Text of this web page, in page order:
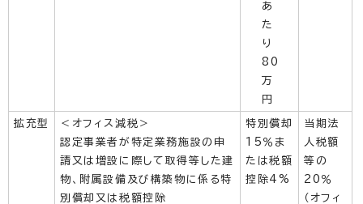
あ
た
り
80
万
円
拡充型
＜オフィス減税＞
認定事業者が特定業務施設の申
請又は増設に際して取得等した建
物、附属設備及び構築物に係る特
別償却又は税額控除
特別償却
15％ま
たは税額
控除4%
当期法
人税額
等の
20％
（オフィ